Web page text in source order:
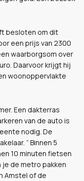
besloten om dit
een prijs van 2300
waarborgsom over
Daarvoor krijgt hij
woonoppervlakte
Een dakterras
van de auto is
nodig. De
“ Binnen 5
10 minuten fietsen
je de metro pakken
Amstel of de